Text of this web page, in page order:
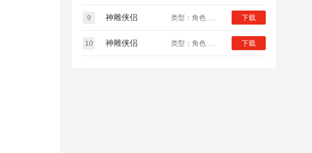
9 神雕侠侣 下载
10 神雕侠侣 下载